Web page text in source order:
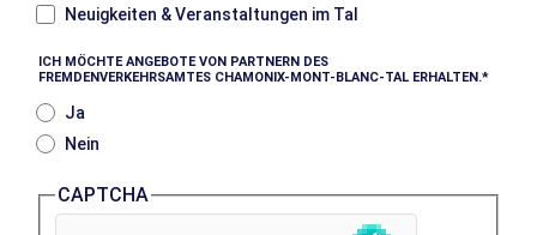
Neuigkeiten & Veranstaltungen im Tal
ICH MÖCHTE ANGEBOTE VON PARTNERN DES
FREMDENVERKEHRSAMTES CHAMONIX-MONT-BLANC-TAL ERHALTEN.
Ja
Nein
CAPTCHA